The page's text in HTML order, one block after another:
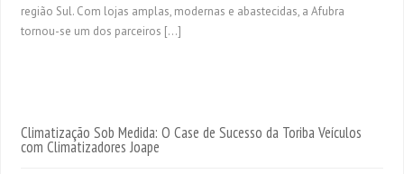
região Sul. Com lojas amplas, modernas e abastecidas, a Afubra
tornou-se um dos parceiros […]
Climatização Sob Medida: O Case de Sucesso da Toriba Veículos
com Climatizadores Joape